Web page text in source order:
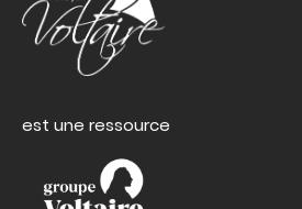
est une ressource